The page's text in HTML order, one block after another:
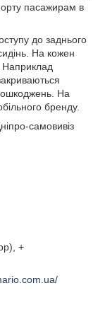
пасажирам в
до заднього
На кожен
Наприклад
На
бренду.
самовивіз
+